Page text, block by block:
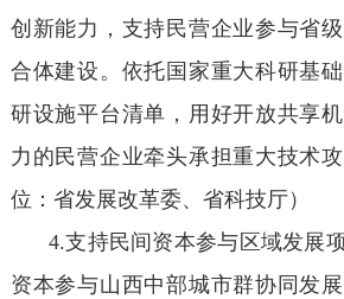
创新能力，支持民营企业参与省
合体建设。依托国家重大科研基
研设施平台清单，用好开放共享
力的民营企业牵头承担重大技术
位：省发展改革委、省科技厅）
4.支持民间资本参与区域发展
资本参与山西中部城市群协同发